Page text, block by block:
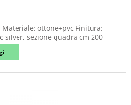
Materiale: ottone+pvc Finitura:
silver, sezione quadra cm 200